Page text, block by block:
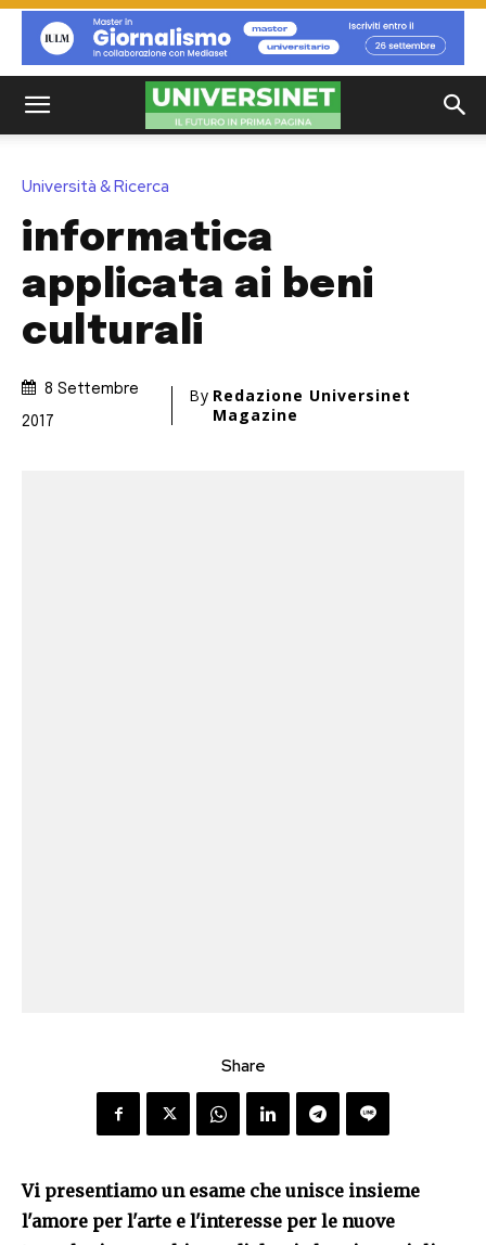
Università & Ricerca
informatica
applicata ai beni
culturali
8 Settembre
2017
By Redazione Universinet
Magazine
Share
Vi presentiamo un esame che unisce insieme
l'amore per l'arte e l'interesse per le nuove